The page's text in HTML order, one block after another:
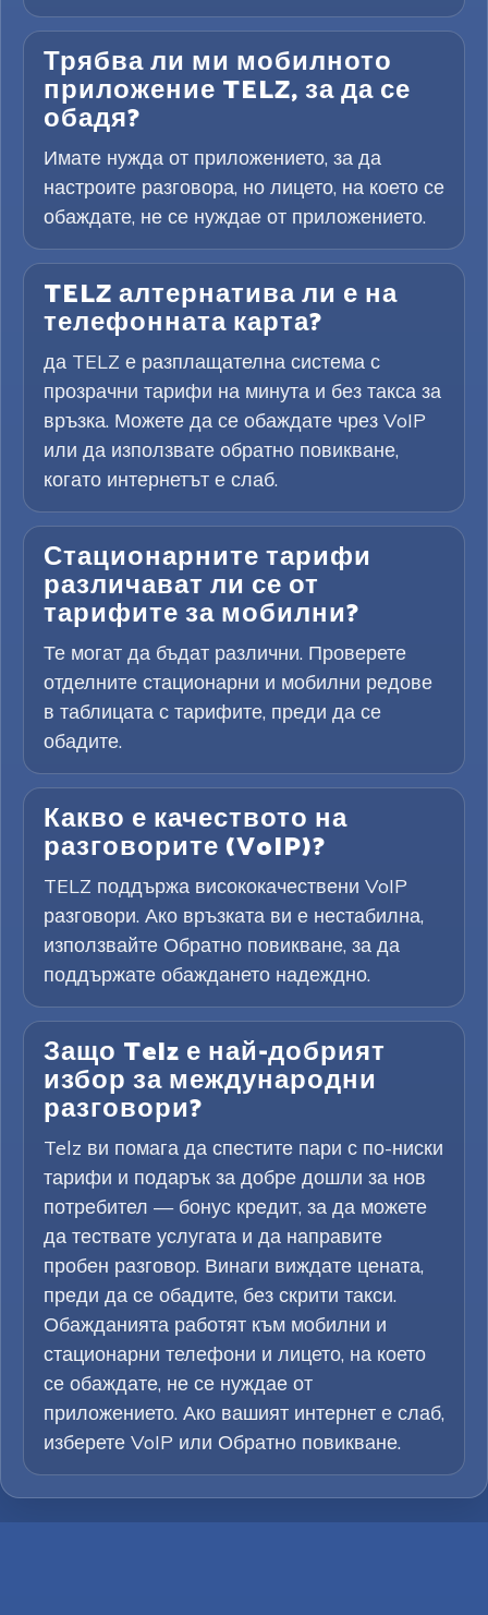
Трябва ли ми мобилното
приложение TELZ, за да се
обадя?
Имате нужда от приложението, за да
настроите разговора, но лицето, на което се
обаждате, не се нуждае от приложението.
TELZ алтернатива ли е на
телефонната карта?
да TELZ е разплащателна система с
прозрачни тарифи на минута и без такса за
връзка. Можете да се обаждате чрез VoIP
или да използвате обратно повикване,
когато интернетът е слаб.
Стационарните тарифи
различават ли се от
тарифите за мобилни?
Те могат да бъдат различни. Проверете
отделните стационарни и мобилни редове
в таблицата с тарифите, преди да се
обадите.
Какво е качеството на
разговорите (VoIP)?
TELZ поддържа висококачествени VoIP
разговори. Ако връзката ви е нестабилна,
използвайте Обратно повикване, за да
поддържате обаждането надеждно.
Защо Telz е най-добрият
избор за международни
разговори?
Telz ви помага да спестите пари с по-ниски
тарифи и подарък за добре дошли за нов
потребител — бонус кредит, за да можете
да тествате услугата и да направите
пробен разговор. Винаги виждате цената,
преди да се обадите, без скрити такси.
Обажданията работят към мобилни и
стационарни телефони и лицето, на което
се обаждате, не се нуждае от
приложението. Ако вашият интернет е слаб,
изберете VoIP или Обратно повикване.